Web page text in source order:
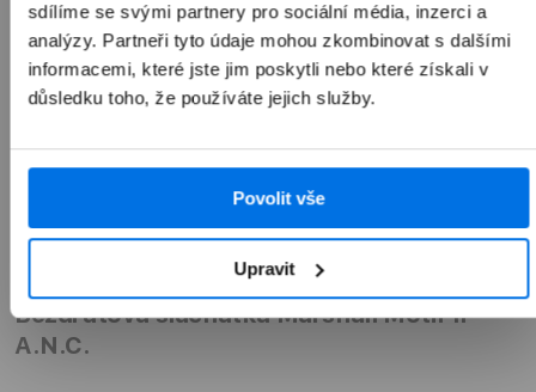
sdílíme se svými partnery pro sociální média, inzerci a
analýzy. Partneři tyto údaje mohou zkombinovat s dalšími
informacemi, které jste jim poskytli nebo které získali v
důsledku toho, že používáte jejich služby.
Povolit vše
Upravit
Bezdrátová sluchátka Marshall Motif II
A.N.C.